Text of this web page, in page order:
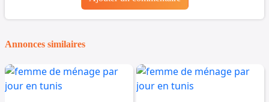
Annonces similaires